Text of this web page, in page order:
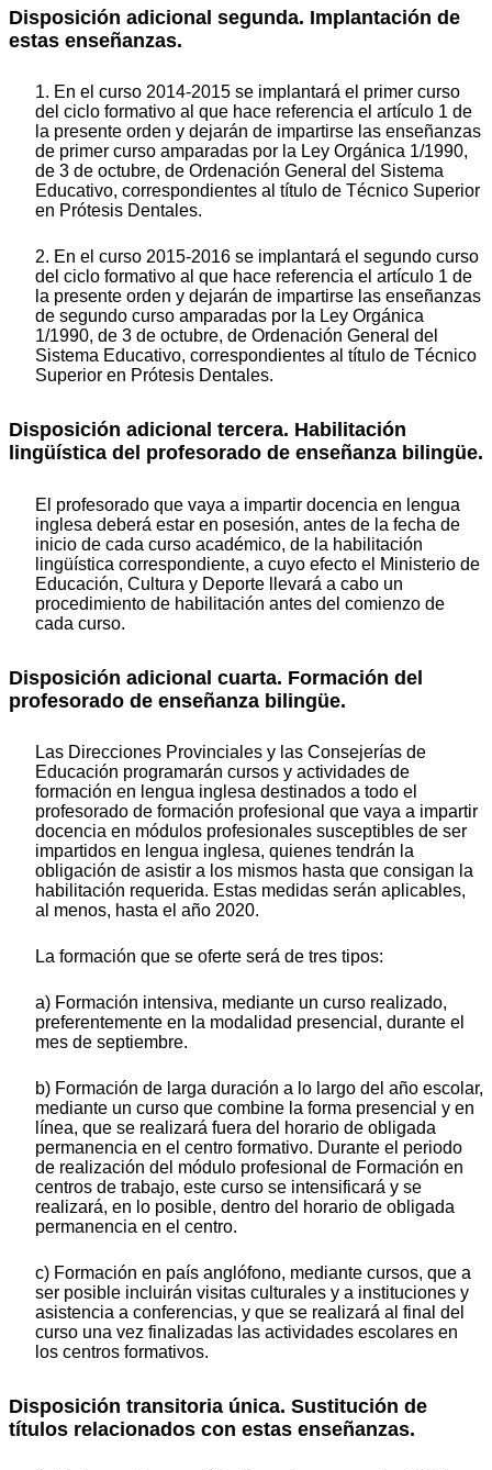
Disposición adicional segunda. Implantación de
estas enseñanzas.
1. En el curso 2014-2015 se implantará el primer curso
del ciclo formativo al que hace referencia el artículo 1 de
la presente orden y dejarán de impartirse las enseñanzas
de primer curso amparadas por la Ley Orgánica 1/1990,
de 3 de octubre, de Ordenación General del Sistema
Educativo, correspondientes al título de Técnico Superior
en Prótesis Dentales.
2. En el curso 2015-2016 se implantará el segundo curso
del ciclo formativo al que hace referencia el artículo 1 de
la presente orden y dejarán de impartirse las enseñanzas
de segundo curso amparadas por la Ley Orgánica
1/1990, de 3 de octubre, de Ordenación General del
Sistema Educativo, correspondientes al título de Técnico
Superior en Prótesis Dentales.
Disposición adicional tercera. Habilitación
lingüística del profesorado de enseñanza bilingüe.
El profesorado que vaya a impartir docencia en lengua
inglesa deberá estar en posesión, antes de la fecha de
inicio de cada curso académico, de la habilitación
lingüística correspondiente, a cuyo efecto el Ministerio de
Educación, Cultura y Deporte llevará a cabo un
procedimiento de habilitación antes del comienzo de
cada curso.
Disposición adicional cuarta. Formación del
profesorado de enseñanza bilingüe.
Las Direcciones Provinciales y las Consejerías de
Educación programarán cursos y actividades de
formación en lengua inglesa destinados a todo el
profesorado de formación profesional que vaya a impartir
docencia en módulos profesionales susceptibles de ser
impartidos en lengua inglesa, quienes tendrán la
obligación de asistir a los mismos hasta que consigan la
habilitación requerida. Estas medidas serán aplicables,
al menos, hasta el año 2020.
La formación que se oferte será de tres tipos:
a) Formación intensiva, mediante un curso realizado,
preferentemente en la modalidad presencial, durante el
mes de septiembre.
b) Formación de larga duración a lo largo del año escolar,
mediante un curso que combine la forma presencial y en
línea, que se realizará fuera del horario de obligada
permanencia en el centro formativo. Durante el periodo
de realización del módulo profesional de Formación en
centros de trabajo, este curso se intensificará y se
realizará, en lo posible, dentro del horario de obligada
permanencia en el centro.
c) Formación en país anglófono, mediante cursos, que a
ser posible incluirán visitas culturales y a instituciones y
asistencia a conferencias, y que se realizará al final del
curso una vez finalizadas las actividades escolares en
los centros formativos.
Disposición transitoria única. Sustitución de
títulos relacionados con estas enseñanzas.